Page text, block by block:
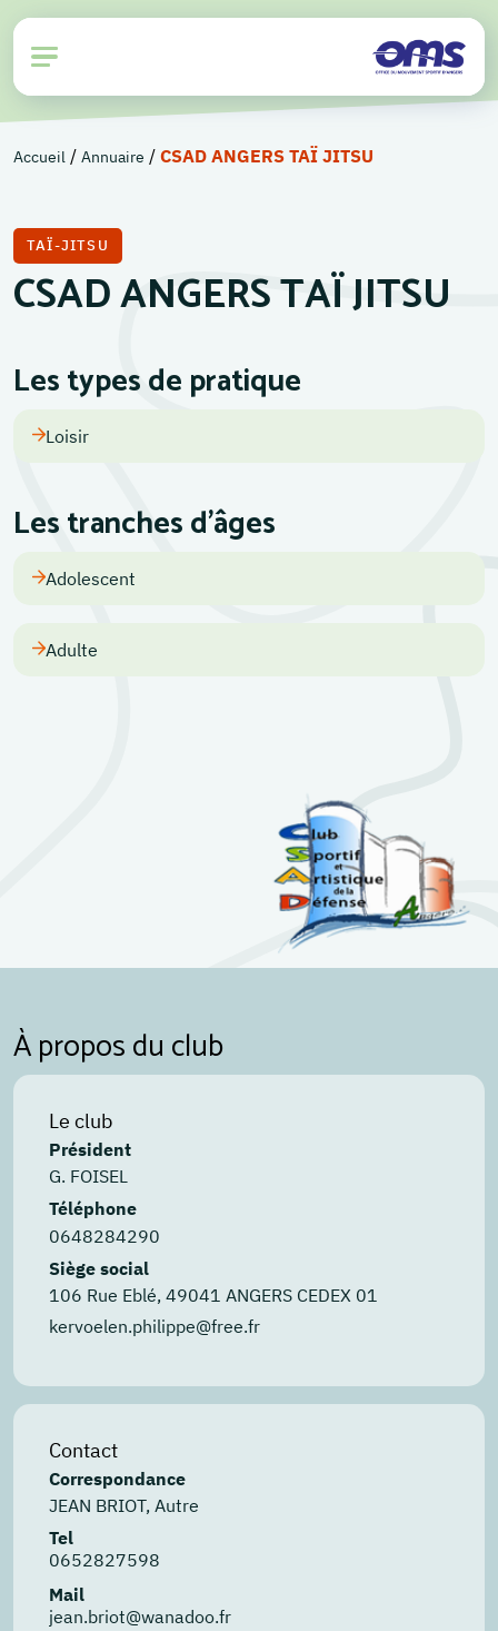
Accueil / Annuaire / CSAD ANGERS TAÏ JITSU
TAÏ-JITSU
CSAD ANGERS TAÏ JITSU
Les types de pratique
Loisir
Les tranches d'âges
Adolescent
Adulte
À propos du club
Le club
Président
G. FOISEL
Téléphone
0648284290
Siège social
106 Rue Eblé, 49041 ANGERS CEDEX 01
kervoelen.philippe@free.fr
Contact
Correspondance
JEAN BRIOT, Autre
Tel
0652827598
Mail
jean.briot@wanadoo.fr